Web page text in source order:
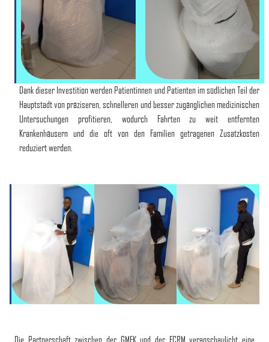
Dank dieser Investition werden Patientinnen und Patienten im südlichen Teil der
Hauptstadt von präziseren, schnelleren und besser zugänglichen medizinischen
Untersuchungen profitieren, wodurch Fahrten zu weit entfernten
Krankenhäusern und die oft von den Familien getragenen Zusatzkosten
reduziert werden.
Die Partnerschaft zwischen der GMFK und der FCRM veranschaulicht eine